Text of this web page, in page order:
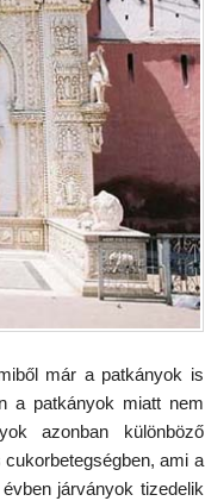
már a patkányok is
a patkányok miatt nem
azonban különböző
ami a
járványok tizedelik